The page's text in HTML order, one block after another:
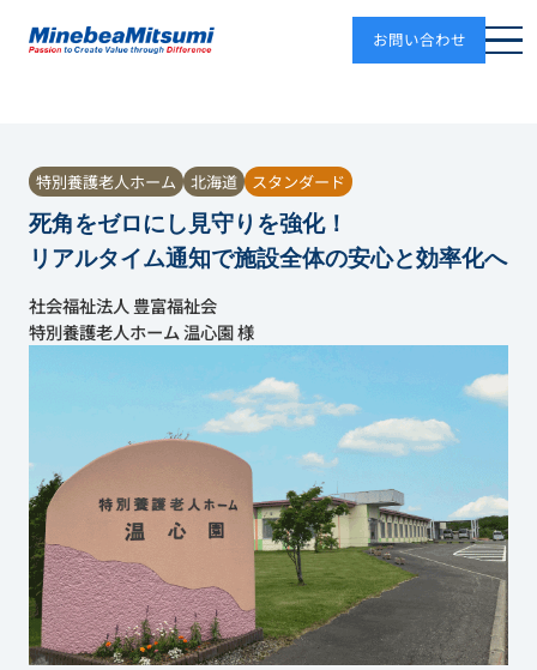
お問い合わせ
特別養護老人ホーム 北海道 スタンダード
死角をゼロにし見守りを強化！
リアルタイム通知で施設全体の安心と効率化へ
社会福祉法人 豊富福祉会
特別養護老人ホーム 温心園 様